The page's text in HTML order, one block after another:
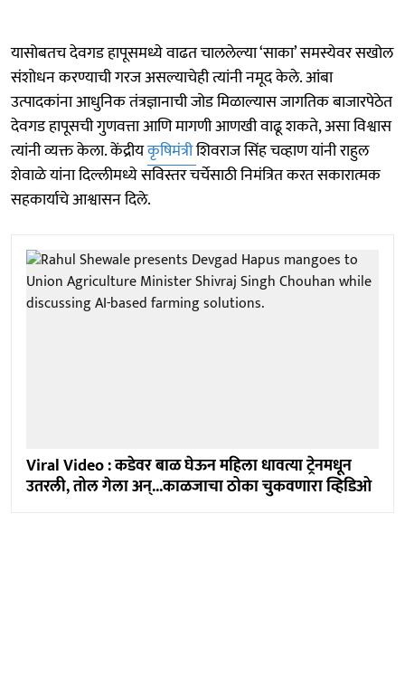
यासोबतच देवगड हापूसमध्ये वाढत चाललेल्या ‘साका’ समस्येवर सखोल
संशोधन करण्याची गरज असल्याचेही त्यांनी नमूद केले. आंबा
उत्पादकांना आधुनिक तंत्रज्ञानाची जोड मिळाल्यास जागतिक बाजारपेठेत
देवगड हापूसची गुणवत्ता आणि मागणी आणखी वाढू शकते, असा विश्वास
त्यांनी व्यक्त केला. केंद्रीयकृषिमंत्रीशिवराज सिंह चव्हाण यांनी राहुल
शेवाळे यांना दिल्लीमध्ये सविस्तर चर्चेसाठी निमंत्रित करत सकारात्मक
सहकार्याचे आश्वासन दिले.
Viral Video : कडेवर बाळ घेऊन महिला धावत्या ट्रेनमधून
उतरली, तोल गेला अन्...काळजाचा ठोका चुकवणारा व्हिडिओ